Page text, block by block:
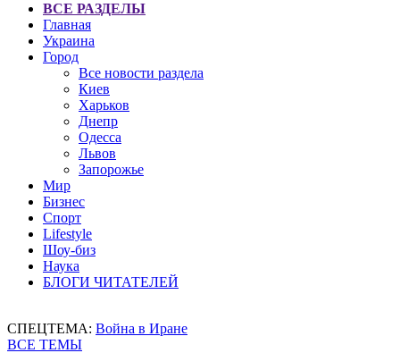
ВСЕ РАЗДЕЛЫ
Главная
Украина
Город
Все новости раздела
Киев
Харьков
Днепр
Одесса
Львов
Запорожье
Мир
Бизнес
Спорт
Lifestyle
Шоу-биз
Наука
БЛОГИ ЧИТАТЕЛЕЙ
СПЕЦТЕМА: Война в Иране
ВСЕ ТЕМЫ